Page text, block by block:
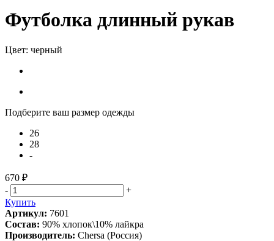
Футболка длинный рукав
Цвет: черный
Подберите ваш размер одежды
26
28
-
670 ₽
-
+
Купить
Артикул: 7601
Состав: 90% хлопок\10% лайкра
Производитель: Chersa (Россия)